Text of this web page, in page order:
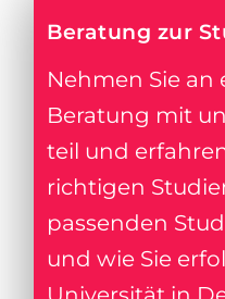
Beratung zur
Nehmen Sie an
Beratung mit
teil und
richtigen
passenden
und wie Sie